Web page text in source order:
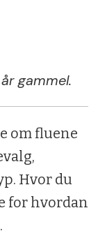
gammel.
om fluene
Hvor du
for hvordan